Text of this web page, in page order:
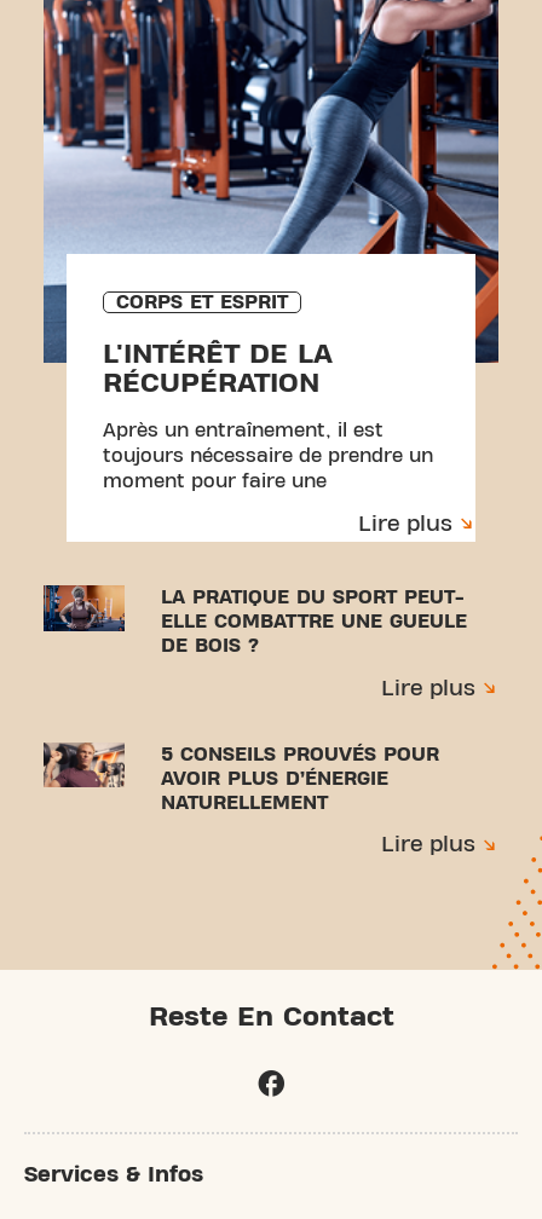
CORPS ET ESPRIT
L'INTÉRÊT DE LA
RÉCUPÉRATION
Après un entraînement, il est
toujours nécessaire de prendre un
moment pour faire une
Lire plus
LA PRATIQUE DU SPORT PEUT-
ELLE COMBATTRE UNE GUEULE
DE BOIS ?
Lire plus
5 CONSEILS PROUVÉS POUR
AVOIR PLUS D’ÉNERGIE
NATURELLEMENT
Lire plus
Reste En Contact
Services & Infos